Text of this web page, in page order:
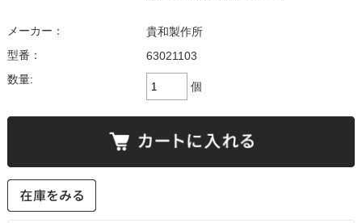
メーカー：
貴和製作所
型番：
63021103
数量:
個